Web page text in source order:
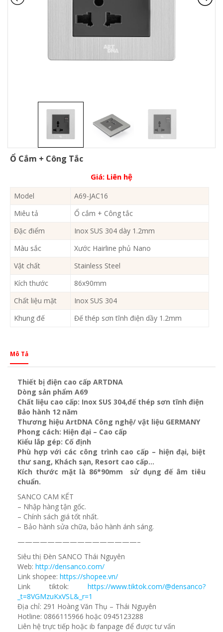
Ổ Cắm + Công Tắc
Giá: Liên hệ
Model
A69-JAC16
Miêu tả
Ổ cắm + Công tắc
Đặc điểm
Inox SUS 304 dày 1.2mm
Màu sắc
Xước Hairline phủ Nano
Vật chất
Stainless Steel
Kích thước
86x90mm
Chất liệu mặt
Inox SUS 304
Khung đế
Đế thép sơn tĩnh điện dầy 1.2mm
Mô Tả
Thiết bị điện cao cấp ARTDNA
Dòng sản phẩm A69
Chất liệu cao cấp: Inox SUS 304,đế thép sơn tĩnh điện
Bảo hành 12 năm
Thương hiệu ArtDNA Công nghệ/ vật liệu GERMANY
Phong cách: Hiện đại – Cao cấp
Kiểu lắp gép: Cố định
Phù hợp với các công trình cao cấp – hiện đại, biệt
thư sang, Khách sạn, Resort cao cấp…
Kích thước mặt là 86*90mm sử dụng đế âm tiêu
chuẩn.
SANCO CAM KẾT
– Nhập hàng tận gốc.
– Chính sách giá tốt nhất.
– Bảo hành sửa chữa, bảo hành ánh sáng.
————————————————–
Siêu thị Đèn SANCO Thái Nguyên
Web: http://densanco.com/
Link shopee: https://shopee.vn/
Link tiktok: https://www.tiktok.com/@densanco?
_t=8VGMzuKxVSL&_r=1
Địa chỉ: 291 Hoàng Văn Thụ – Thái Nguyên
Hotline: 0866115966 hoặc 0945123288
Liên hệ trực tiếp hoặc ib fanpage để được tư vấn